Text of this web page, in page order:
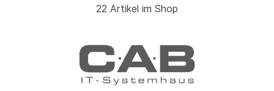
22 Artikel im Shop